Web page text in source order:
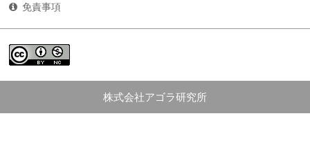
免責事項
株式会社アゴラ研究所